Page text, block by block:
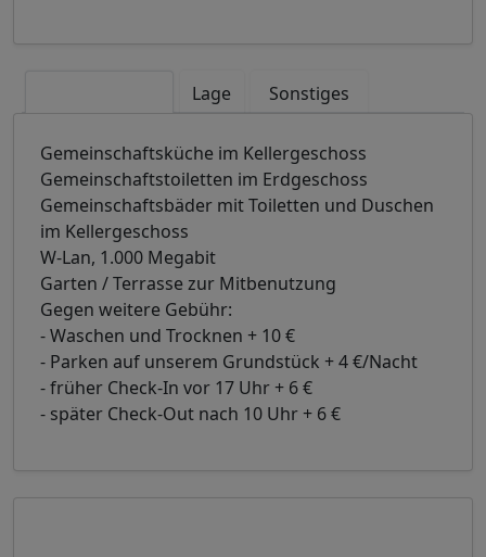
Lage Sonstiges
Gemeinschaftsküche im Kellergeschoss
Gemeinschaftstoiletten im Erdgeschoss
Gemeinschaftsbäder mit Toiletten und Duschen
im Kellergeschoss
W-Lan, 1.000 Megabit
Garten / Terrasse zur Mitbenutzung
Gegen weitere Gebühr:
- Waschen und Trocknen + 10 €
- Parken auf unserem Grundstück + 4 €/Nacht
- früher Check-In vor 17 Uhr + 6 €
- später Check-Out nach 10 Uhr + 6 €